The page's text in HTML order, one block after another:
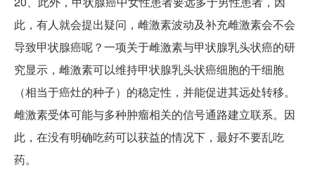
此，有人就会提出疑问，雌激素波动及补充雌激素会不会
导致甲状腺癌呢？一项关于雌激素与甲状腺乳头状癌的研
究显示，雌激素可以维持甲状腺乳头状癌细胞的干细胞
（相当于癌灶的种子）的稳定性，并能促进其远处转移。
雌激素受体可能与多种肿瘤相关的信号通路建立联系。因
此，在没有明确吃药可以获益的情况下，最好不要乱吃
药。